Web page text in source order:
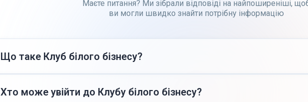
Маєте питання? Ми зібрали відповіді на найпоширеніші,
ви могли швидко знайти потрібну інформацію
Що таке Клуб білого бізнесу?
Клуб білого бізнесу — це перелік сумлінних платників податків, які
законодавства й отримують статус «білого».
Хто може увійти до Клубу білого бізнесу?